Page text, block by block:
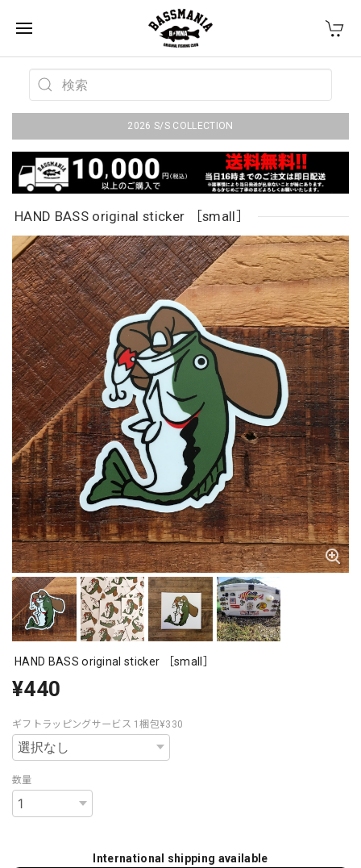
2026 S/S COLLECTION
HAND BASS original sticker ［small］
HAND BASS original sticker ［small］
¥440
ギフトラッピングサービス 1梱包¥330
数量
International shipping available